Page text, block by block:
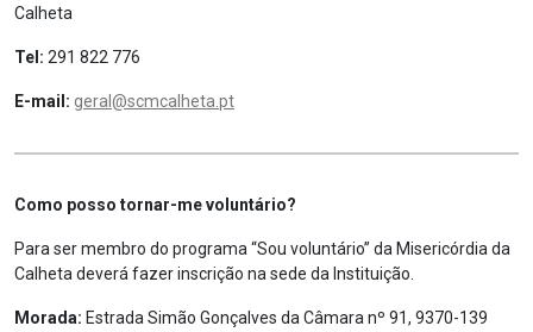
Calheta
Tel: 291 822 776
E-mail: geral@scmcalheta.pt
Como posso tornar-me voluntário?
Para ser membro do programa “Sou voluntário” da Misericórdia da
Calheta deverá fazer inscrição na sede da Instituição.
Morada: Estrada Simão Gonçalves da Câmara nº 91, 9370-139